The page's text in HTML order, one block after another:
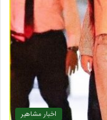
اخبار مشاهیر